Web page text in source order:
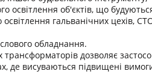
освітлення об'єктів, що
гальванічних цехів,
обладнання.
дозволяє
де висуваються підвищені